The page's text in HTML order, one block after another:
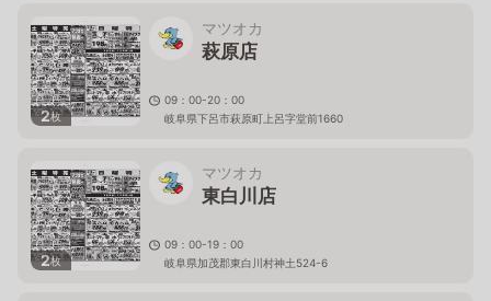
2枚
マツオカ
萩原店
09：00-20：00
岐阜県下呂市萩原町上呂字堂前1660
2枚
マツオカ
東白川店
09：00-19：00
岐阜県加茂郡東白川村神土524-6